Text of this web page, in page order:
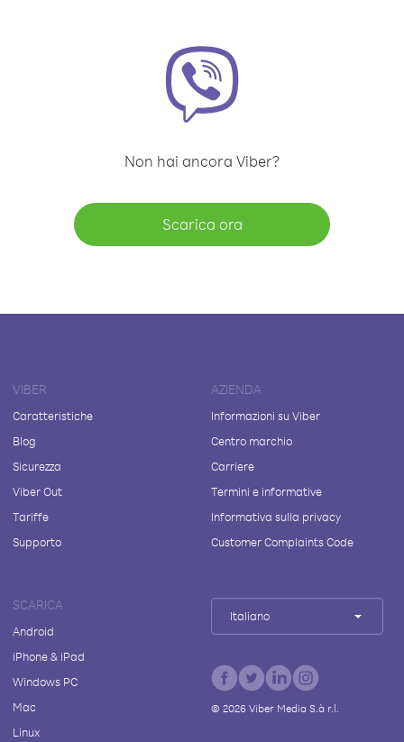
Non hai ancora Viber?
Scarica ora
VIBER
Caratteristiche
Blog
Sicurezza
Viber Out
Tariffe
Supporto
AZIENDA
Informazioni su Viber
Centro marchio
Carriere
Termini e informative
Informativa sulla privacy
Customer Complaints Code
SCARICA
Android
iPhone & iPad
Windows PC
Mac
Linux
Italiano
© 2026Viber Media S.à r.l.